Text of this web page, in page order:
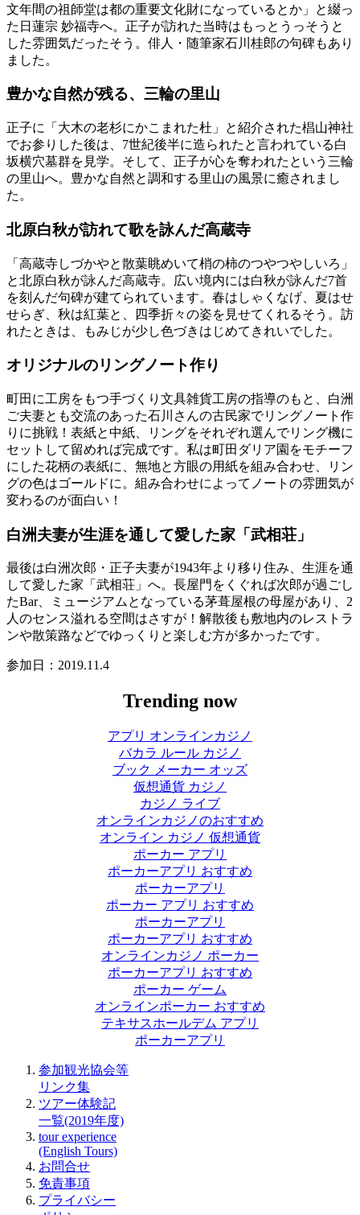
文年間の祖師堂は都の重要文化財になっているとか」と綴っ
た日蓮宗 妙福寺へ。正子が訪れた当時はもっとうっそうと
した雰囲気だったそう。俳人・随筆家石川桂郎の句碑もあり
ました。
豊かな自然が残る、三輪の里山
正子に「大木の老杉にかこまれた杜」と紹介された椙山神社
でお参りした後は、7世紀後半に造られたと言われている白
坂横穴墓群を見学。そして、正子が心を奪われたという三輪
の里山へ。豊かな自然と調和する里山の風景に癒されまし
た。
北原白秋が訪れて歌を詠んだ高蔵寺
「高蔵寺しづかやと散葉眺めいて梢の柿のつやつやしいろ」
と北原白秋が詠んだ高蔵寺。広い境内には白秋が詠んだ7首
を刻んだ句碑が建てられています。春はしゃくなげ、夏はせ
せらぎ、秋は紅葉と、四季折々の姿を見せてくれるそう。訪
れたときは、もみじが少し色づきはじめてきれいでした。
オリジナルのリングノート作り
町田に工房をもつ手づくり文具雑貨工房の指導のもと、白洲
ご夫妻とも交流のあった石川さんの古民家でリングノート作
りに挑戦！表紙と中紙、リングをそれぞれ選んでリング機に
セットして留めれば完成です。私は町田ダリア園をモチーフ
にした花柄の表紙に、無地と方眼の用紙を組み合わせ、リン
グの色はゴールドに。組み合わせによってノートの雰囲気が
変わるのが面白い！
白洲夫妻が生涯を通して愛した家「武相荘」
最後は白洲次郎・正子夫妻が1943年より移り住み、生涯を通
して愛した家「武相荘」へ。長屋門をくぐれば次郎が過ごし
たBar、ミュージアムとなっている茅葺屋根の母屋があり、2
人のセンス溢れる空間はさすが！解散後も敷地内のレストラ
ンや散策路などでゆっくりと楽しむ方が多かったです。
参加日：2019.11.4
Trending now
アプリ オンラインカジノ
バカラ ルール カジノ
ブック メーカー オッズ
仮想通貨 カジノ
カジノ ライブ
オンラインカジノのおすすめ
オンライン カジノ 仮想通貨
ポーカー アプリ
ポーカーアプリ おすすめ
ポーカーアプリ
ポーカー アプリ おすすめ
ポーカーアプリ
ポーカーアプリ おすすめ
オンラインカジノ ポーカー
ポーカーアプリ おすすめ
ポーカー ゲーム
オンラインポーカー おすすめ
テキサスホールデム アプリ
ポーカーアプリ
参加観光協会等
リンク集
ツアー体験記
一覧(2019年度)
tour experience
(English Tours)
お問合せ
免責事項
プライバシー